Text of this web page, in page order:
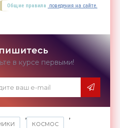
Общие правила поведения на сайте.
в курсе первыми!
,
КОСМОС
,